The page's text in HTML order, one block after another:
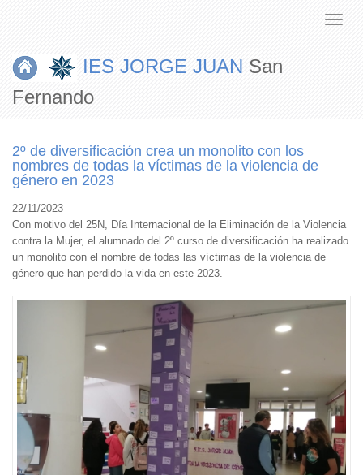
IES JORGE JUAN San
Fernando
2º de diversificación crea un monolito con los
nombres de todas la víctimas de la violencia de
género en 2023
22/11/2023
Con motivo del 25N, Día Internacional de la Eliminación de la Violencia
contra la Mujer, el alumnado del 2º curso de diversificación ha realizado
un monolito con el nombre de todas las víctimas de la violencia de
género que han perdido la vida en este 2023.